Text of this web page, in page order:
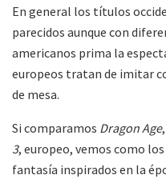
En general los títulos
parecidos aunque con
americanos prima la
europeos tratan de imitar
de mesa.
Si comparamos Dragon Age
3, europeo, vemos como
fantasía inspirados en la